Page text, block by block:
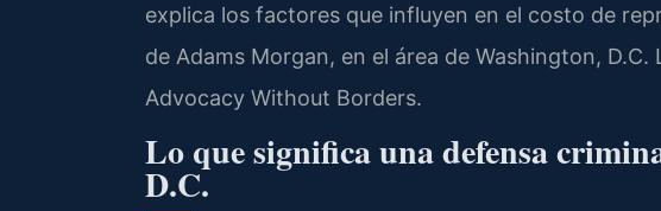
explica los factores que influyen en el costo de
de Adams Morgan, en el área de Washington, D.C.
Advocacy Without Borders.
Lo que significa una defensa
D.C.